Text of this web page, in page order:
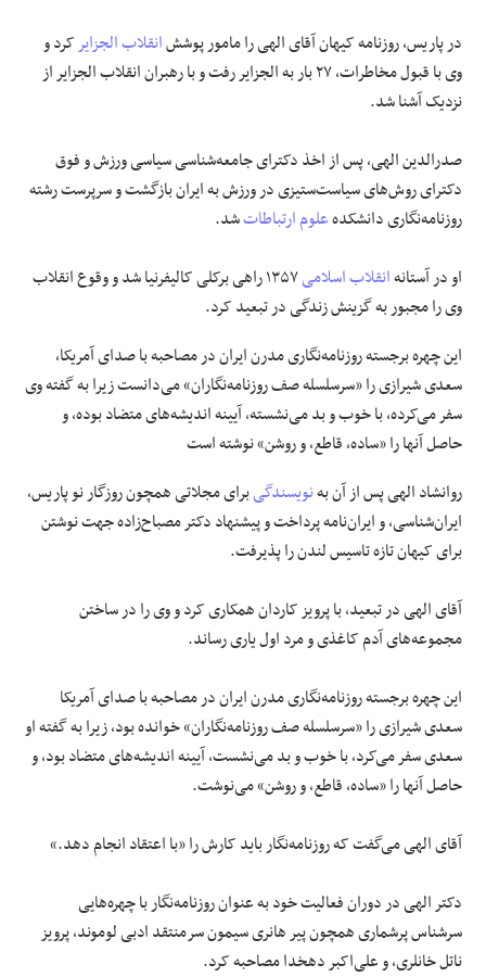
در پاریس، روزنامه کیهان آقای الهی را مامور پوششانقلاب الجزایرکرد و
وی با قبول مخاطرات، ٢٧ بار به الجزایر رفت و با رهبران انقلاب الجزایر از
نزدیک آشنا شد.
صدرالدین الهی، پس از اخذ دکترای جامعه‌شناسی سیاسی ورزش و فوق
دکترای روش‌های سیاست‌ستیزی در ورزش به ایران بازگشت و سرپرست رشته
روزنامه‌نگاری دانشکدهعلوم ارتباطات‌شد.
او در آستانهانقلاب اسلامی
۱۳۵۷ راهی برکلی کالیفرنیا شد و وقوع انقلاب
وی را مجبور به گزینش زندگی در تبعید کرد.
این چهره برجسته روزنامه‌نگاری مدرن ایران در مصاحبه با صدای آمریکا،
سعدی شیرازی را «سرسلسله صف روزنامه‌نگاران» می‌دانست زیرا به گفته وی
سفر می‌کرده، با خوب و بد می‌نشسته، آیینه اندیشه‌های متضاد بوده، و
حاصل آنها را «ساده، قاطع، و روشن» نوشته است
روانشاد الهی پس از آن بهنویسندگیبرای مجلاتی همچون روزگار نو پاریس،
ایران‌شناسی، و ایران‌نامه پرداخت و پیشنهاد دکتر مصباح‌زاده جهت نوشتن
برای کیهان تازه تاسیس لندن را پذیرفت.
آقای الهی در تبعید، با پرویز کاردان همکاری کرد و وی را در ساختن
مجموعه‌های آدم کاغذی و مرد اول یاری رساند.
این چهره برجسته روزنامه‌نگاری مدرن ایران در مصاحبه‌ با صدای آمریکا
سعدی شیرازی را «سرسلسله صف روزنامه‌نگاران» خوانده بود، زیرا به گفته او
سعدی سفر می‌کرد، با خوب و بد می‌نشست، آیینه اندیشه‌های متضاد بود، و
حاصل آنها را «ساده، قاطع، و روشن» می‌نوشت.
آقای الهی می‌گفت که روزنامه‌نگار باید کارش را «با اعتقاد انجام دهد.»
دکتر الهی در دوران فعالیت خود به عنوان روزنامه‌نگار با چهره‌هایی
سرشناس پرشماری همچون پیر هانری سیمون سرمنتقد ادبی لوموند، پرویز
ناتل خانلری، و علی‌اکبر دهخدا مصاحبه کرد.